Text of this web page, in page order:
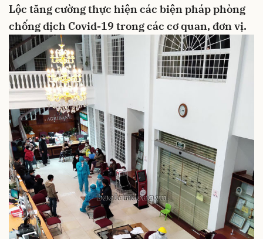
Lộc tăng cường thực hiện các biện pháp phòng
chống dịch Covid-19 trong các cơ quan, đơn vị.